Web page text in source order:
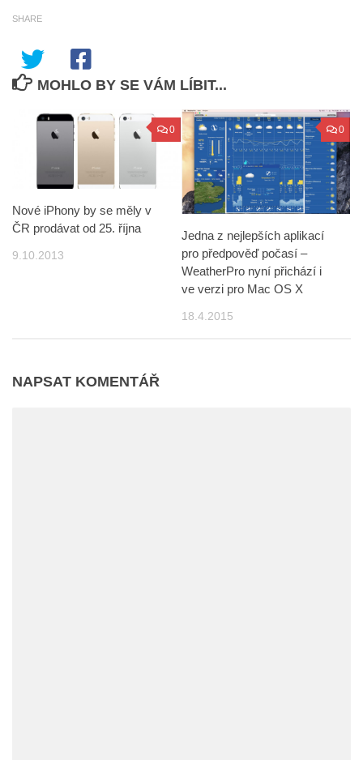
SHARE
MOHLO BY SE VÁM LÍBIT...
0
Nové iPhony by se měly v
ČR prodávat od 25. října
9.10.2013
0
Jedna z nejlepších aplikací
pro předpověď počasí –
WeatherPro nyní přichází i
ve verzi pro Mac OS X
18.4.2015
NAPSAT KOMENTÁŘ